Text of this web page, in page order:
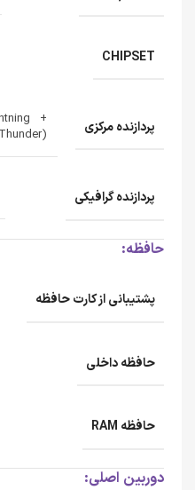
CHIPSET
پردازنده‌ مرکزی
+
پردازنده‌ گرافیکی
حافظه:
پشتیبانی از کارت حافظه
حافظه داخلی
حافظه RAM
دوربین اصلی: